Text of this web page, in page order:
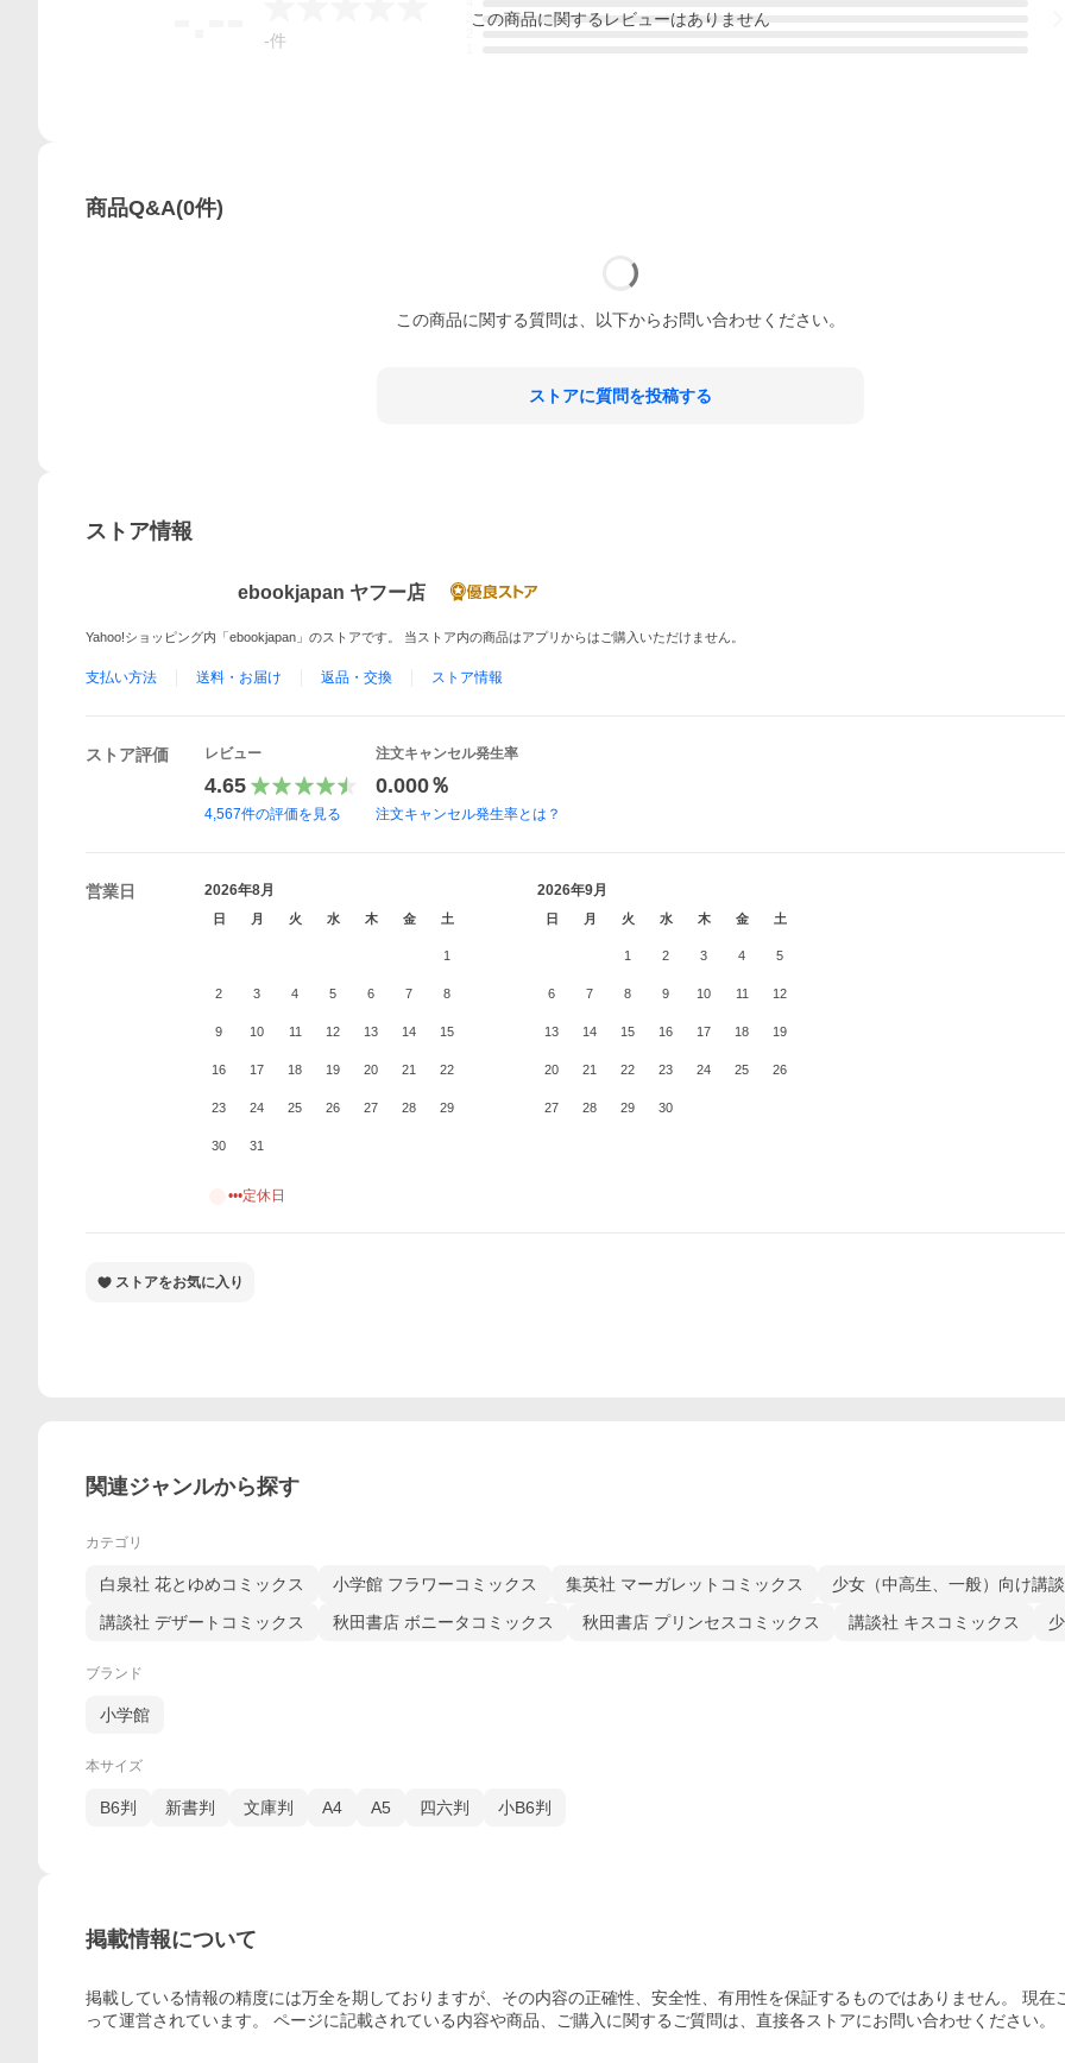
-件
この商品に関するレビューはありません
商品Q&A(0件)
この商品に関する質問は、以下からお問い合わせください。
ストアに質問を投稿する
ストア情報
ebookjapan ヤフー店
Yahoo!ショッピング内「ebookjapan」のストアです。 当ストア内の商品はアプリからはご購入いただけません。
支払い方法 送料・お届け 返品・交換 ストア情報
ストア評価 レビュー
4.65
4,567件の評価を見る
注文キャンセル発生率
0.000％
注文キャンセル発生率とは？
営業日 2026年8月
日 月 火 水 木 金 土
1
2 3 4 5 6 7 8
9 10 11 12 13 14 15
16 17 18 19 20 21 22
23 24 25 26 27 28 29
30 31
2026年9月
日 月 火 水 木 金 土
1 2 3 4 5
6 7 8 9 10 11 12
13 14 15 16 17 18 19
20 21 22 23 24 25 26
27 28 29 30
•••定休日
ストアをお気に入り
関連ジャンルから探す
カテゴリ
白泉社 花とゆめコミックス 小学館 フラワーコミックス 集英社 マーガレットコミックス
少女（中高生、一般）向け講
講談社 デザートコミックス
秋田書店 ボニータコミックス 秋田書店 プリンセスコミックス 講談社 キスコミックス
ブランド
小学館
本サイズ
B6判 新書判 文庫判 A4 A5 四六判 小B6判
掲載情報について
掲載している情報の精度には万全を期しておりますが、その内容の正確性、安全性、有用性を保証するものではありません。 現在
って運営されています。 ページに記載されている内容や商品、ご購入 に関するご質問は、直接各ストアにお問い合わせください。